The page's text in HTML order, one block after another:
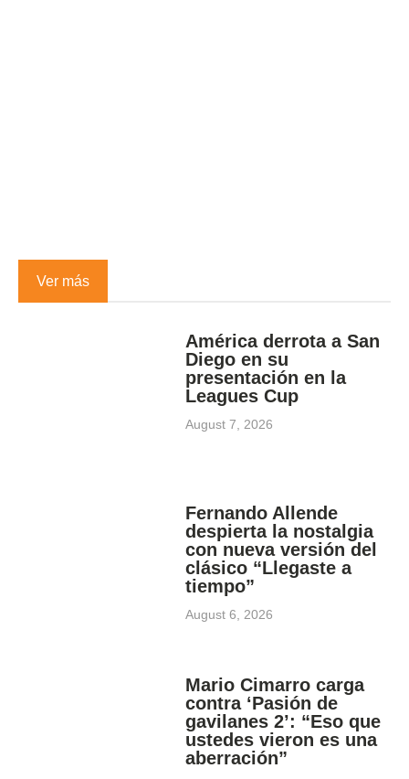
Ver más
América derrota a San
Diego en su
presentación en la
Leagues Cup
August 7, 2026
Fernando Allende
despierta la nostalgia
con nueva versión del
clásico “Llegaste a
tiempo”
August 6, 2026
Mario Cimarro carga
contra ‘Pasión de
gavilanes 2’: “Eso que
ustedes vieron es una
aberración”